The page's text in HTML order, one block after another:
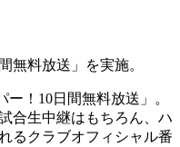
無料放送」を実施。
！10日間無料放送」。
合生中継はもちろん、ハ
るクラブオフィシャル番